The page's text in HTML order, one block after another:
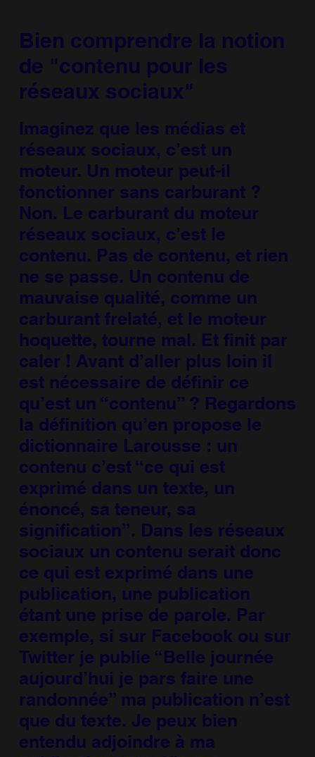
Bien comprendre la notion
de "contenu pour les
réseaux sociaux"
Imaginez que les médias et
réseaux sociaux, c’est un
moteur. Un moteur peut-il
fonctionner sans carburant ?
Non. Le carburant du moteur
réseaux sociaux, c’est le
contenu. Pas de contenu, et rien
ne se passe. Un contenu de
mauvaise qualité, comme un
carburant frelaté, et le moteur
hoquette, tourne mal. Et finit par
caler ! Avant d’aller plus loin il
est nécessaire de définir ce
qu’est un “contenu” ? Regardons
la définition qu’en propose le
dictionnaire Larousse : un
contenu c’est “ce qui est
exprimé dans un texte, un
énoncé, sa teneur, sa
signification”. Dans les réseaux
sociaux un contenu serait donc
ce qui est exprimé dans une
publication, une publication
étant une prise de parole. Par
exemple, si sur Facebook ou sur
Twitter je publie “Belle journée
aujourd’hui je pars faire une
randonnée” ma publication n’est
que du texte. Je peux bien
entendu adjoindre à ma